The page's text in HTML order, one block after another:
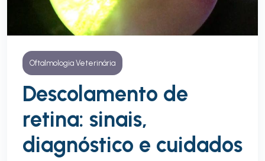
Oftalmologia Veterinária
Descolamento de
retina: sinais,
diagnóstico e cuidados